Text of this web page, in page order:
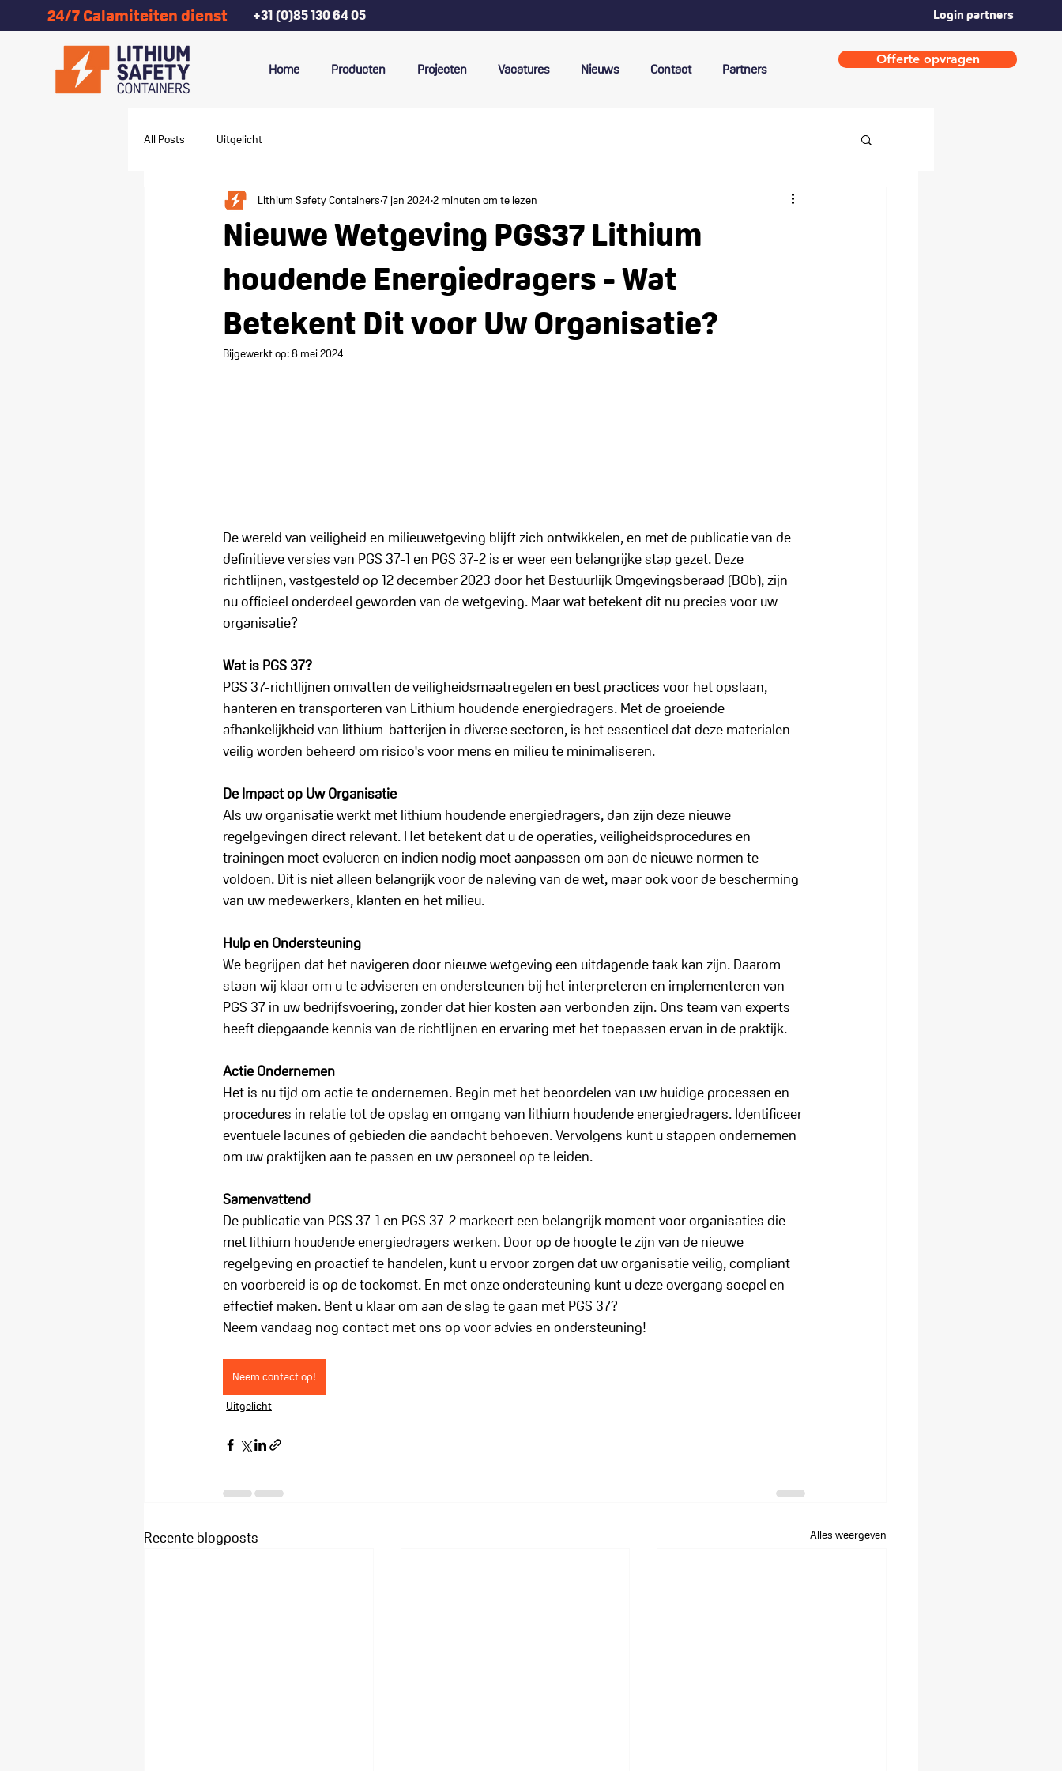
24/7 Calamiteiten dienst +31 (0)85 130 64 05 Login partners
Home Producten Projecten Vacatures Nieuws Contact Partners
Offerte opvragen
All Posts Uitgelicht
Nieuwe Wetgeving PGS37 Lithium
houdende Energiedragers - Wat
Betekent Dit voor Uw Organisatie?
Lithium Safety Containers 7 jan 2024 2 minuten om te lezen
Bijgewerkt op:8 mei 2024
De wereld van veiligheid en milieuwetgeving blijft zich ontwikkelen, en met de publicatie van de
definitieve versies van PGS 37-1 en PGS 37-2 is er weer een belangrijke stap gezet. Deze
richtlijnen, vastgesteld op 12 december 2023 door het Bestuurlijk Omgevingsberaad (BOb), zijn
nu officieel onderdeel geworden van de wetgeving. Maar wat betekent dit nu precies voor uw
organisatie?
Wat is PGS 37?
PGS 37-richtlijnen omvatten de veiligheidsmaatregelen en best practices voor het opslaan,
hanteren en transporteren van Lithium houdende energiedragers. Met de groeiende
afhankelijkheid van lithium-batterijen in diverse sectoren, is het essentieel dat deze materialen
veilig worden beheerd om risico's voor mens en milieu te minimaliseren.
De Impact op Uw Organisatie
Als uw organisatie werkt met lithium houdende energiedragers, dan zijn deze nieuwe
regelgevingen direct relevant. Het betekent dat u de operaties, veiligheidsprocedures en
trainingen moet evalueren en indien nodig moet aanpassen om aan de nieuwe normen te
voldoen. Dit is niet alleen belangrijk voor de naleving van de wet, maar ook voor de bescherming
van uw medewerkers, klanten en het milieu.
Hulp en Ondersteuning
We begrijpen dat het navigeren door nieuwe wetgeving een uitdagende taak kan zijn. Daarom
staan wij klaar om u te adviseren en ondersteunen bij het interpreteren en implementeren van
PGS 37 in uw bedrijfsvoering, zonder dat hier kosten aan verbonden zijn. Ons team van experts
heeft diepgaande kennis van de richtlijnen en ervaring met het toepassen ervan in de praktijk.
Actie Ondernemen
Het is nu tijd om actie te ondernemen. Begin met het beoordelen van uw huidige processen en
procedures in relatie tot de opslag en omgang van lithium houdende energiedragers. Identificeer
eventuele lacunes of gebieden die aandacht behoeven. Vervolgens kunt u stappen ondernemen
om uw praktijken aan te passen en uw personeel op te leiden.
Samenvattend
De publicatie van PGS 37-1 en PGS 37-2 markeert een belangrijk moment voor organisaties die
met lithium houdende energiedragers werken. Door op de hoogte te zijn van de nieuwe
regelgeving en proactief te handelen, kunt u ervoor zorgen dat uw organisatie veilig, compliant
en voorbereid is op de toekomst. En met onze ondersteuning kunt u deze overgang soepel en
effectief maken. Bent u klaar om aan de slag te gaan met PGS 37?
Neem vandaag nog contact met ons op voor advies en ondersteuning!
Neem contact op!
Uitgelicht
Recente blogposts Alles weergeven